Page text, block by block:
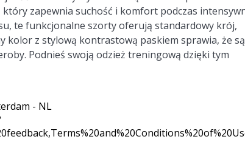
zapewnia suchość i komfort podczas
te funkcjonalne szorty oferują standardowy krój,
kolor z stylową kontrastową paskiem sprawia, że są
Podnieś swoją odzież treningową dzięki tym
- NL